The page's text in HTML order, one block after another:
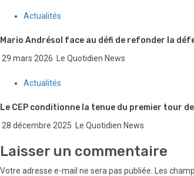
Actualités
Mario Andrésol face au défi de refonder la
29 mars 2026 Le Quotidien News
Actualités
Le CEP conditionne la tenue du premier tour
28 décembre 2025 Le Quotidien News
Laisser un commentaire
Votre adresse e-mail ne sera pas publiée. Les